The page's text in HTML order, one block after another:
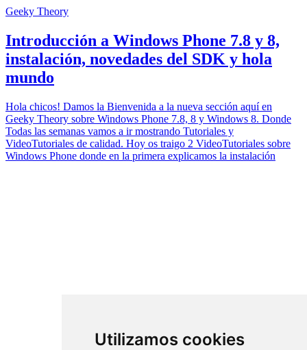
Utilizamos cookies
Geeky Theory
Introducción a Windows Phone 7.8 y 8,
instalación, novedades del SDK y hola
mundo
Hola chicos! Damos la Bienvenida a la nueva sección aquí en
Geeky Theory sobre Windows Phone 7.8, 8 y Windows 8. Donde
Todas las semanas vamos a ir mostrando Tutoriales y
VideoTutoriales de calidad. Hoy os traigo 2 VideoTutoriales sobre
Windows Phone donde en la primera explicamos la instalación